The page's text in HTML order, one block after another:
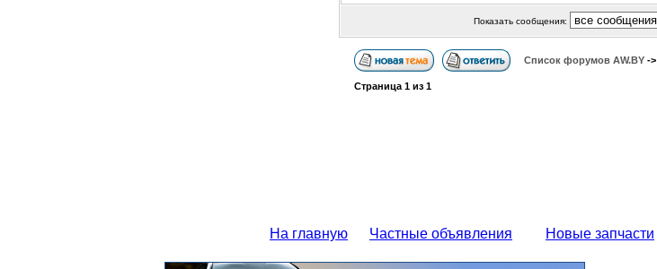
Показать сообщения:
Список форумов АW.BY ->
Страница 1 из 1
На главную Частные объявления Новые запчасти